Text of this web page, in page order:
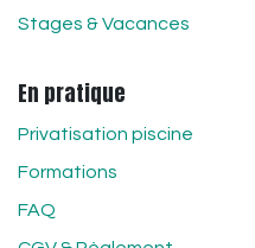
Stages & Vacances
En pratique
Privatisation piscine
Formations
FAQ